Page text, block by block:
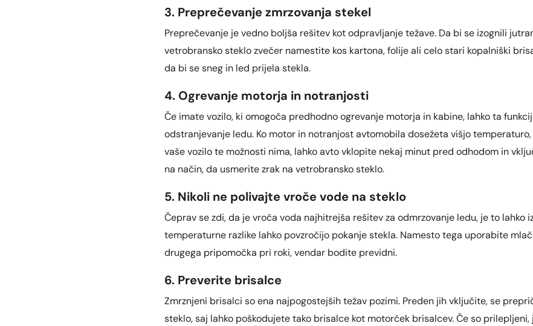
3. Preprečevanje zmrzovanja stekel
Preprečevanje je vedno boljša rešitev kot odpravljanje težave. Da bi se izognili
vetrobransko steklo zvečer namestite kos kartona, folije ali celo stari kopalniški
da bi se sneg in led prijela stekla.
4. Ogrevanje motorja in notranjosti
Če imate vozilo, ki omogoča predhodno ogrevanje motorja in kabine, lahko ta
odstranjevanje ledu. Ko motor in notranjost avtomobila dosežeta višjo
vaše vozilo te možnosti nima, lahko avto vklopite nekaj minut pred odhodom in
na način, da usmerite zrak na vetrobransko steklo.
5. Nikoli ne polivajte vroče vode na steklo
Čeprav se zdi, da je vroča voda najhitrejša rešitev za odmrzovanje ledu, je to lahko
temperaturne razlike lahko povzročijo pokanje stekla. Namesto tega uporabite
drugega pripomočka pri roki, vendar bodite previdni.
6. Preverite brisalce
Zmrznjeni brisalci so ena najpogostejših težav pozimi. Preden jih vključite, se
steklo, saj lahko poškodujete tako brisalce kot motorček brisalcev. Če so